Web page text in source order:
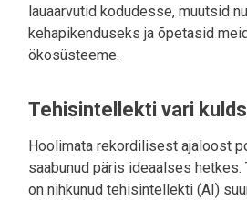
lauaarvutid kodudesse, muutsid
kehapikenduseks ja õpetasid
ökosüsteeme.
Tehisintellekti vari
Hoolimata rekordilisest ajaloost
saabunud päris ideaalses hetkes.
on nihkunud tehisintellekti (AI)